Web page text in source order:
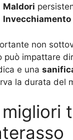
Maldori
Invecchiamento
non
può impattare
e una
la durata del
migliori